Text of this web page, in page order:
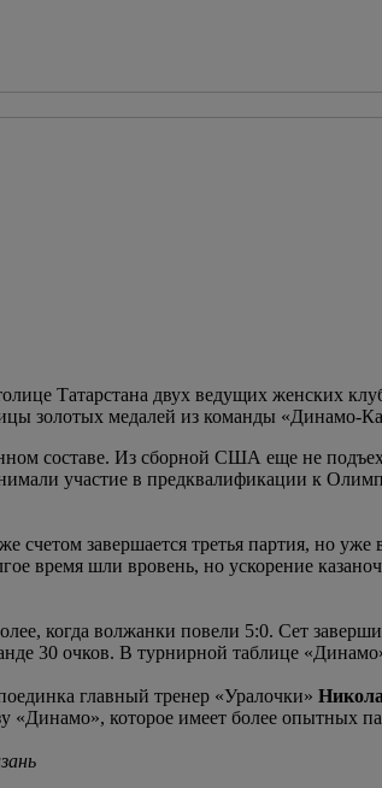
Татарстана двух ведущих женских
золотых медалей из команды «Динамо-
составе. Из сборной США еще не
участие в предквалификации к
завершается третья партия, но уже
время шли вровень, но ускорение
когда волжанки повели 5:0. Сет
30 очков. В турнирной таблице
главный тренер «Уралочки»
«Динамо», которое имеет более опытных